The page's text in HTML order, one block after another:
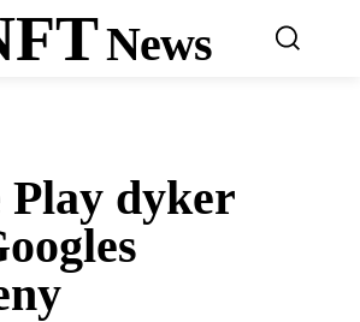
News
Play dyker